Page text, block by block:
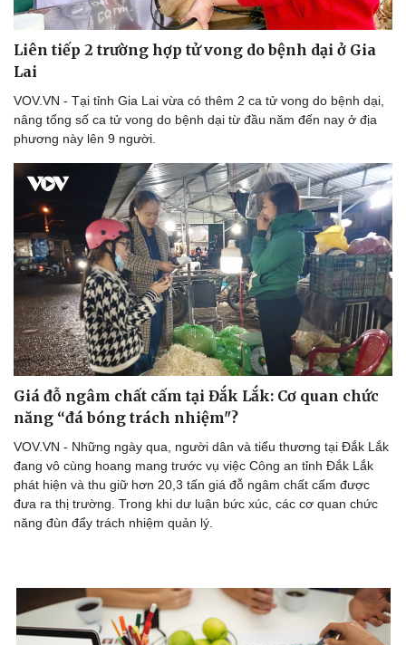
Liên tiếp 2 trường hợp tử vong do bệnh dại ở Gia
Lai
VOV.VN - Tại tỉnh Gia Lai vừa có thêm 2 ca tử vong do bệnh dại,
nâng tổng số ca tử vong do bệnh dại từ đầu năm đến nay ở địa
phương này lên 9 người.
Giá đỗ ngâm chất cấm tại Đắk Lắk: Cơ quan chức
năng “đá bóng trách nhiệm"?
VOV.VN - Những ngày qua, người dân và tiểu thương tại Đắk Lắk
đang vô cùng hoang mang trước vụ việc Công an tỉnh Đắk Lắk
phát hiện và thu giữ hơn 20,3 tấn giá đỗ ngâm chất cấm được
đưa ra thị trường. Trong khi dư luận bức xúc, các cơ quan chức
năng đùn đẩy trách nhiệm quản lý.